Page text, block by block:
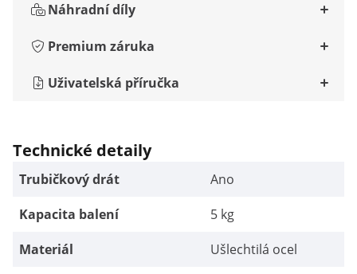
Náhradní díly
Premium záruka
Uživatelská příručka
Technické detaily
Trubičkový drát
Ano
Kapacita balení
5 kg
Materiál
Ušlechtilá ocel